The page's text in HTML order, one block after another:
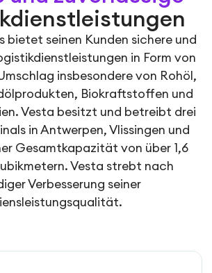
bietet seinen Kunden sichere und
in Form von
insbesondere von Rohöl,
Biokraftstoffen und
Vesta besitzt und betreibt drei
in Antwerpen, Vlissingen und
Gesamtkapazität von über 1,6
Vesta strebt nach
Verbesserung seiner